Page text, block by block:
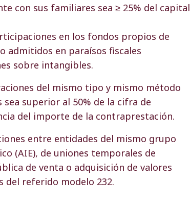
con sus familiares sea ≥ 25% del capital
en los fondos propios de
admitidos en paraísos fiscales
sobre intangibles.
del mismo tipo y mismo método
superior al 50% de la cifra de
del importe de la contraprestación.
entre entidades del mismo grupo
(AIE), de uniones temporales de
de venta o adquisición de valores
del referido modelo 232.